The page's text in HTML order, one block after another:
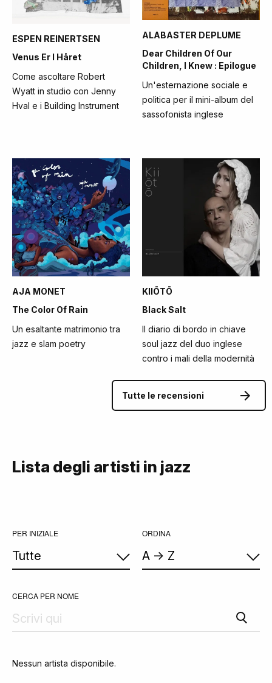
ESPEN REINERTSEN
Venus Er I Håret
Come ascoltare Robert
Wyatt in studio con Jenny
Hval e i Building Instrument
ALABASTER DEPLUME
Dear Children Of Our
Children, I Knew : Epilogue
Un'esternazione sociale e
politica per il mini-album del
sassofonista inglese
AJA MONET
The Color Of Rain
Un esaltante matrimonio tra
jazz e slam poetry
KIIŌTŌ
Black Salt
Il diario di bordo in chiave
soul jazz del duo inglese
contro i mali della modernità
Tutte le recensioni
Lista degli artisti in jazz
PER INIZIALE ORDINA
CERCA PER NOME
Nessun artista disponibile.